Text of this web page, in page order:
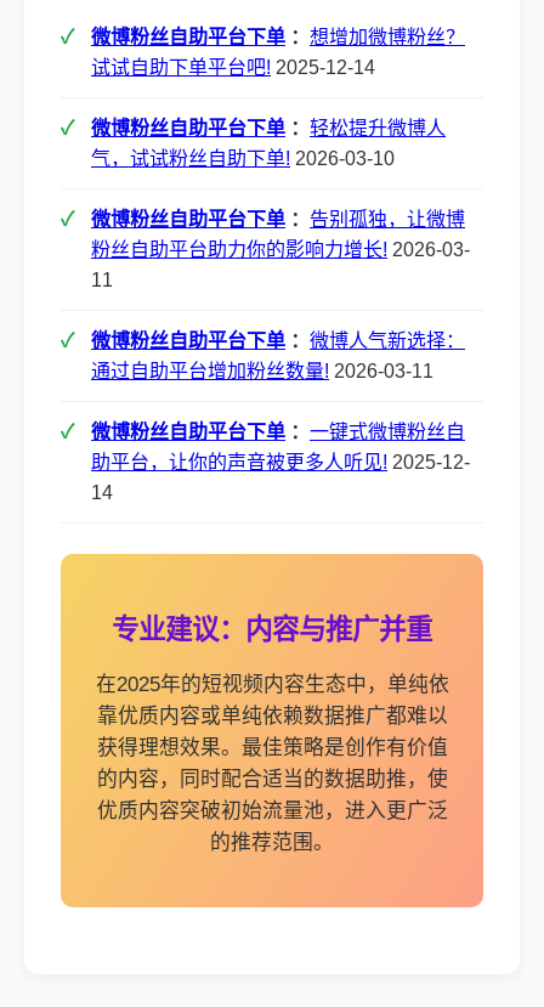
微博粉丝自助平台下单 ： 想增加微博粉丝？
试试自助下单平台吧! 2025-12-14
微博粉丝自助平台下单 ： 轻松提升微博人
气，试试粉丝自助下单! 2026-03-10
微博粉丝自助平台下单 ： 告别孤独，让微博
粉丝自助平台助力你的影响力增长! 2026-03-
11
微博粉丝自助平台下单 ： 微博人气新选择：
通过自助平台增加粉丝数量! 2026-03-11
微博粉丝自助平台下单 ： 一键式微博粉丝自
助平台，让你的声音被更多人听见! 2025-12-
14
专业建议：内容与推广并重
在2025年的短视频内容生态中，单纯依
靠优质内容或单纯依赖数据推广都难以
获得理想效果。最佳策略是创作有价值
的内容，同时配合适当的数据助推，使
优质内容突破初始流量池，进入更广泛
的推荐范围。